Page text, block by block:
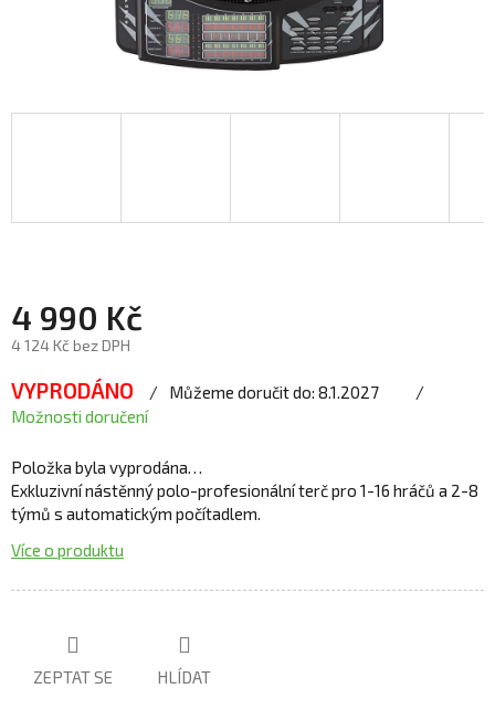
4 990 Kč
4 124 Kč bez DPH
VYPRODÁNO Můžeme doručit do: 8.1.2027
Možnosti doručení
Položka byla vyprodána…
Exkluzivní nástěnný polo-profesionální terč pro 1-16 hráčů a 2-8
týmů s automatickým počítadlem.
Více o produktu
ZEPTAT SE HLÍDAT